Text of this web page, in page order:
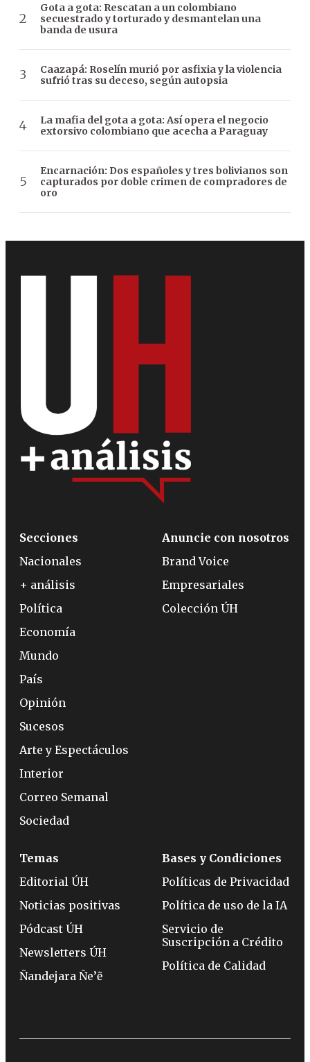
Gota a gota: Rescatan a un colombiano
secuestrado y torturado y desmantelan una
banda de usura
Caazapá: Roselín murió por asfixia y la violencia
sufrió tras su deceso, según autopsia
La mafia del gota a gota: Así opera el negocio
extorsivo colombiano que acecha a Paraguay
Encarnación: Dos españoles y tres bolivianos son
capturados por doble crimen de compradores de
oro
Secciones
Nacionales
+ análisis
Política
Economía
Mundo
País
Opinión
Sucesos
Arte y Espectáculos
Interior
Correo Semanal
Sociedad
Anuncie con nosotros
Brand Voice
Empresariales
Colección ÚH
Temas
Editorial ÚH
Noticias positivas
Pódcast ÚH
Newsletters ÚH
Ñandejara Ñe’ẽ
Bases y Condiciones
Políticas de Privacidad
Política de uso de la IA
Servicio de
Suscripción a Crédito
Política de Calidad